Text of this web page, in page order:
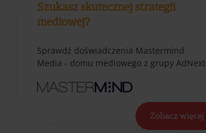
Szukasz skutecznej strategii
mediowej?
Sprawdź doświadczenia Mastermind
Media - domu mediowego z grupy AdNext
Zobacz więcej